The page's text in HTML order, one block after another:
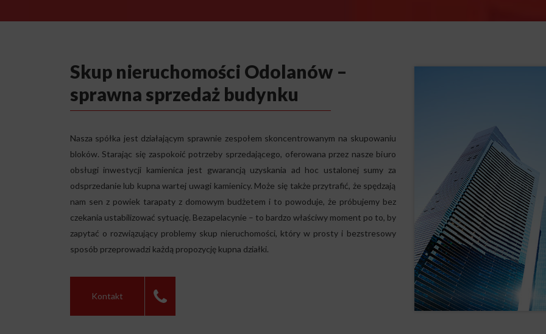
Skup nieruchomości Odolanów –
sprawna sprzedaż budynku
Nasza spółka jest działającym sprawnie zespołem skoncentrowanym na skupowaniu
bloków. Starając się zaspokoić potrzeby sprzedającego, oferowana przez nasze biuro
obsługi inwestycji kamienica jest gwarancją uzyskania ad hoc ustalonej sumy za
odsprzedanie lub kupna wartej uwagi kamienicy. Może się także przytrafić, że spędzają
nam sen z powiek tarapaty z domowym budżetem i to powoduje, że próbujemy bez
czekania ustabilizować sytuację. Bezapelacynie – to bardzo właściwy moment po to, by
zapytać o rozwiązujący problemy skup nieruchomości, który w prosty i bezstresowy
sposób przeprowadzi każdą propozycję kupna działki.
Kontakt